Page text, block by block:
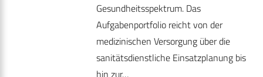
Gesundheitsspektrum. Das
Aufgabenportfolio reicht von der
medizinischen Versorgung über die
sanitätsdienstliche Einsatzplanung bis